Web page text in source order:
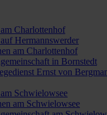
Charlottenhof
Hermannswerder
am Charlottenhof
in Bornstedt
Ernst von
Schwielowsee
am Schwielowsee